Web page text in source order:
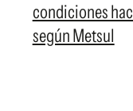
condiciones
según Metsul